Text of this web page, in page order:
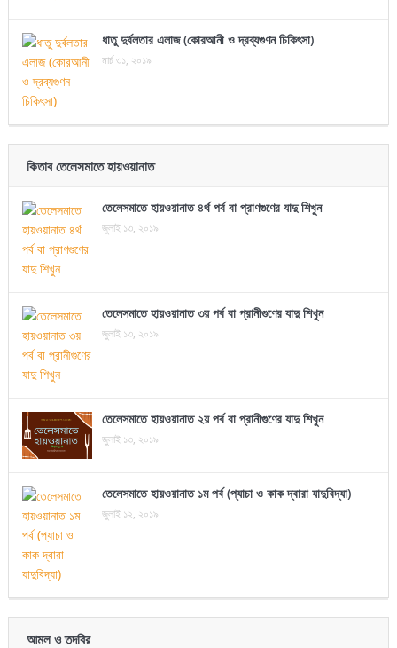
ধাতু দুর্বলতার এলাজ (কোরআনী ও দ্রব্যগুণন চিকিৎসা)
মার্চ ৩১, ২০১৯
কিতাব তেলেসমাতে হায়ওয়ানাত
তেলেসমাতে হায়ওয়ানাত ৪র্থ পর্ব বা প্রাণগুণের যাদু শিখুন
জুলাই ১৩, ২০১৯
তেলেসমাতে হায়ওয়ানাত ৩য় পর্ব বা প্রানীগুণের যাদু শিখুন
জুলাই ১৩, ২০১৯
তেলেসমাতে হায়ওয়ানাত ২য় পর্ব বা প্রানীগুণের যাদু শিখুন
জুলাই ১৩, ২০১৯
তেলেসমাতে হায়ওয়ানাত ১ম পর্ব (প্যাচা ও কাক দ্বারা যাদুবিদ্যা)
জুলাই ১২, ২০১৯
আমল ও তদবির